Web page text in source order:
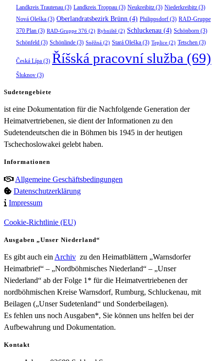
Landkreis Trautenau (3) Landkreis Troppau (3) Neukreibitz (3) Niederkreibitz (3)
Nová Oleška (3) Oberlandratsbezirk Brünn (4) Philippsdorf (3) RAD-Gruppe
370 Plan (3) RAD-Gruppe 376 (2) Rybniště (2) Schluckenau (4) Schönborn (3)
Schönfeld (3) Schönlinde (3) Sněžná (2) Stará Oleška (3) Teplice (2) Tetschen (3)
Česká Lípa (3) Říšská pracovní služba (69)
Šluknov (3)
Sudetengebiete
ist eine Dokumentation für die Nachfolgende Generation der
Heimatvertriebenen, sie dient der Informationen zu den
Sudetendeutschen die in Böhmen bis 1945 in der heutigen
Tschechoslowakei gelebt haben.
Informationen
Allgemeine Geschäftsbedingungen
Datenschutzerklärung
Impressum
Cookie-Richtlinie (EU)
Ausgaben „Unser Niederland“
Es gibt auch ein Archiv zu den Heimatblättern „Warnsdorfer
Heimatbrief“ – „Nordböhmisches Niederland“ – „Unser
Niederland“ ab der Folge 1* für die Heimatvertriebenen der
nordböhmischen Kreise Warnsdorf, Rumburg, Schluckenau, mit
Beilagen („Unser Sudetenland“ und Sonderbeilagen).
Es fehlen uns noch Ausgaben*, Sie können uns helfen bei der
Aufbewahrung und Dokumentation.
Kontakt